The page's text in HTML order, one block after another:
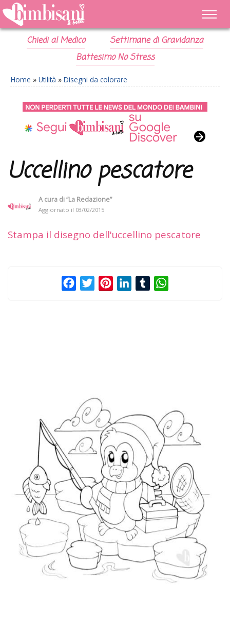
Chiedi al Medico
Settimane di Gravidanza
Battesimo No Stress
Home » Utilità » Disegni da colorare
Uccellino pescatore
A cura di“La Redazione”
Aggiornato il 03/02/2015
Stampa il disegno dell'uccellino pescatore
FacebookTwitterPinterestLinkedInTumblr